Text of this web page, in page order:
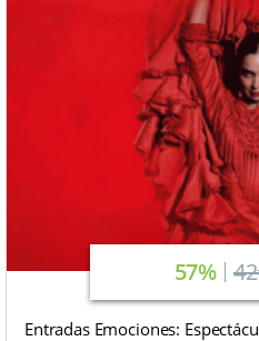
57%
Entradas Emociones: